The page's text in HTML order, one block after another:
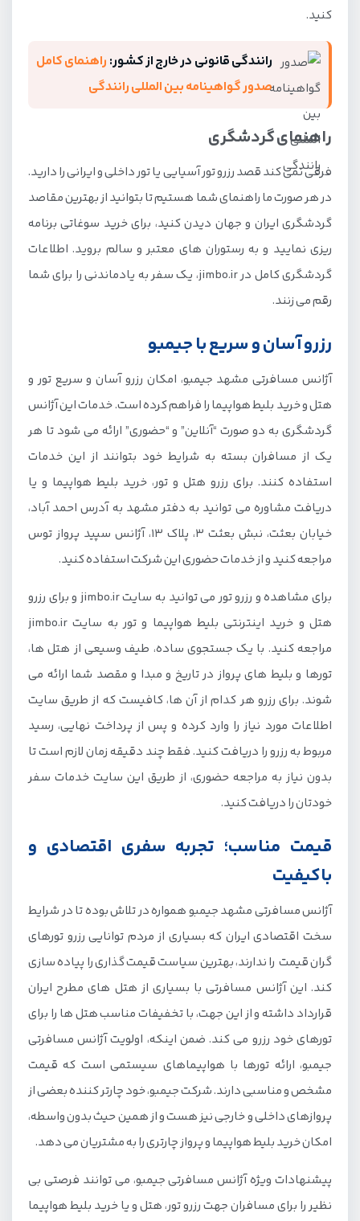
کنید.
رانندگی قانونی در خارج از کشور: راهنمای کامل
صدور گواهینامه بین المللی رانندگی
راهنمای گردشگری
فرقی نمی کند قصد رزرو تور آسیایی یا تور داخلی و ایرانی را دارید.
در هر صورت ما راهنمای شما هستیم تا بتوانید از بهترین مقاصد
گردشگری ایران و جهان دیدن کنید، برای خرید سوغاتی برنامه
ریزی نمایید و به رستوران های معتبر و سالم بروید. اطلاعات
گردشگری کامل در jimbo.ir، یک سفر به یادماندنی را برای شما
رقم می زنند.
رزرو آسان و سریع با جیمبو
آژانس مسافرتی مشهد جیمبو، امکان رزرو آسان و سریع تور و
هتل و خرید بلیط هواپیما را فراهم کرده است. خدمات این آژانس
گردشگری به دو صورت “آنلاین” و “حضوری” ارائه می شود تا هر
یک از مسافران بسته به شرایط خود بتوانند از این خدمات
استفاده کنند. برای رزرو هتل و تور، خرید بلیط هواپیما و یا
دریافت مشاوره می توانید به دفتر مشهد به آدرس احمد آباد،
خیابان بعثت، نبش بعثت 3، پلاک 13، آژانس سپید پرواز توس
مراجعه کنید و از خدمات حضوری این شرکت استفاده کنید.
برای مشاهده و رزرو تور می توانید به سایت jimbo.ir و برای رزرو
هتل و خرید اینترنتی بلیط هواپیما و تور به سایت jimbo.ir
مراجعه کنید. با یک جستجوی ساده، طیف وسیعی از هتل ها،
تورها و بلیط های پرواز در تاریخ و مبدا و مقصد شما ارائه می
شوند. برای رزرو هر کدام از آن ها، کافیست که از طریق سایت
اطلاعات مورد نیاز را وارد کرده و پس از پرداخت نهایی، رسید
مربوط به رزرو را دریافت کنید. فقط چند دقیقه زمان لازم است تا
بدون نیاز به مراجعه حضوری، از طریق این سایت خدمات سفر
خودتان را دریافت کنید.
قیمت مناسب؛ تجربه سفری اقتصادی و
باکیفیت
آژانس مسافرتی مشهد جیمبو همواره در تلاش بوده تا در شرایط
سخت اقتصادی ایران که بسیاری از مردم توانایی رزرو تورهای
گران قیمت را ندارند، بهترین سیاست قیمت گذاری را پیاده سازی
کند. این آژانس مسافرتی با بسیاری از هتل های مطرح ایران
قرارداد داشته و از این جهت، با تخفیفات مناسب هتل ها را برای
تورهای خود رزرو می کند. ضمن اینکه، اولویت آژانس مسافرتی
جیمبو، ارائه تورها با هواپیماهای سیستمی است که قیمت
مشخص و مناسبی دارند. شرکت جیمبو، خود چارتر کننده بعضی از
پروازهای داخلی و خارجی نیز هست و از همین حیث بدون واسطه،
امکان خرید بلیط هواپیما و پرواز چارتری را به مشتریان می دهد.
پیشنهادات ویژه آژانس مسافرتی جیمبو، می توانند فرصتی بی
نظیر را برای مسافران جهت رزرو تور، هتل و یا خرید بلیط هواپیما